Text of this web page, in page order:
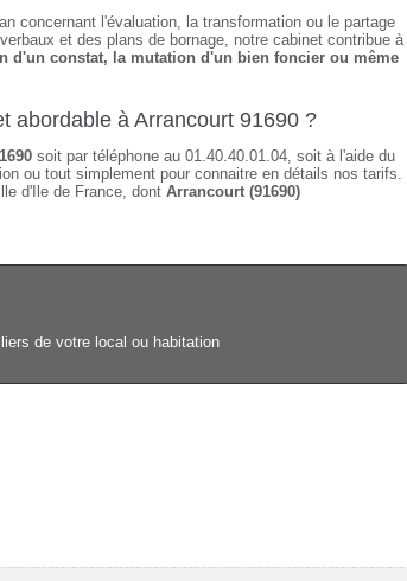
concernant l'évaluation, la transformation ou le partage
et des plans de bornage, notre cabinet contribue à
d'un constat, la mutation d'un bien foncier ou même
abordable à Arrancourt 91690 ?
soit par téléphone au 01.40.40.01.04, soit à l'aide du
ou tout simplement pour connaitre en détails nos tarifs.
d'Ile de France, dont Arrancourt (91690)
de votre local ou habitation